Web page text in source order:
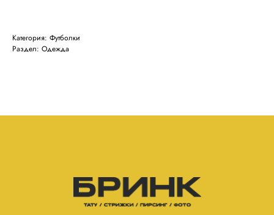
Категория: Футболки
Раздел: Одежда